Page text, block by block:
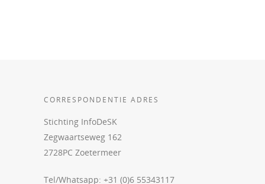
CORRESPONDENTIE ADRES
Stichting InfoDeSK
Zegwaartseweg 162
2728PC Zoetermeer
Tel/Whatsapp: +31 (0)6 55343117